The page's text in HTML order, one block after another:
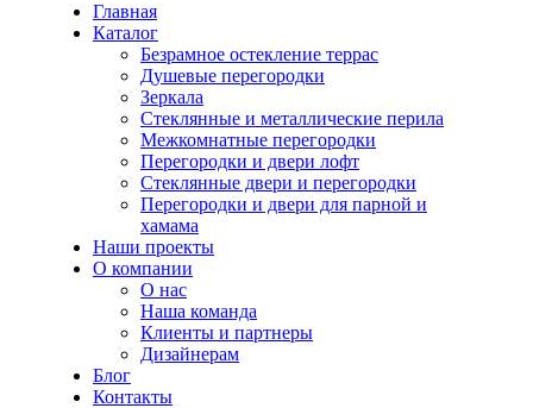
Главная
Каталог
Безрамное остекление террас
Душевые перегородки
Зеркала
Стеклянные и металлические перила
Межкомнатные перегородки
Перегородки и двери лофт
Стеклянные двери и перегородки
Перегородки и двери для парной и
хамама
Наши проекты
О компании
О нас
Наша команда
Клиенты и партнеры
Дизайнерам
Блог
Контакты